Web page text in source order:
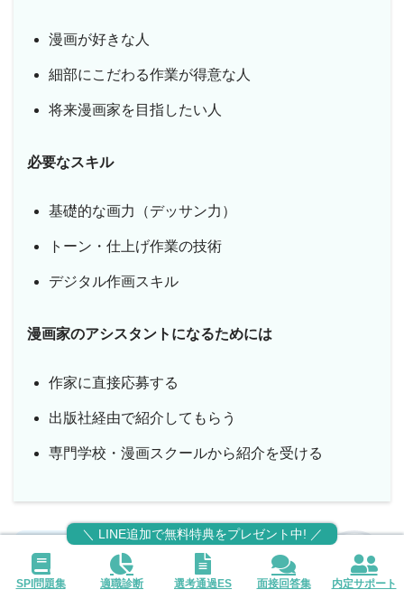
漫画が好きな人
細部にこだわる作業が得意な人
将来漫画家を目指したい人
必要なスキル
基礎的な画力（デッサン力）
トーン・仕上げ作業の技術
デジタル作画スキル
漫画家のアシスタントになるためには
作家に直接応募する
出版社経由で紹介してもらう
専門学校・漫画スクールから紹介を受ける
アシスタントは、漫画家を目指す人にとっ
て実践的な技術を積める良い入口です！
SPI問題集 適職診断 選考通過ES 面接回答集 内定サポート
＼ LINE追加で無料特典をプレゼント中! ／